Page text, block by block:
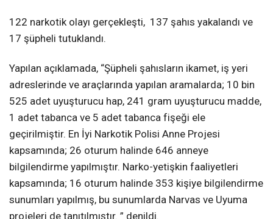
122 narkotik olayı gerçekleşti, 137 şahıs yakalandı ve
17 şüpheli tutuklandı.
Yapılan açıklamada, “Şüpheli şahısların ikamet, iş yeri
adreslerinde ve araçlarında yapılan aramalarda; 10 bin
525 adet uyuşturucu hap, 241 gram uyuşturucu madde,
1 adet tabanca ve 5 adet tabanca fişeği ele
geçirilmiştir. En İyi Narkotik Polisi Anne Projesi
kapsamında; 26 oturum halinde 646 anneye
bilgilendirme yapılmıştır. Narko-yetişkin faaliyetleri
kapsamında; 16 oturum halinde 353 kişiye bilgilendirme
sunumları yapılmış, bu sunumlarda Narvas ve Uyuma
projeleri de tanıtılmıştır. ” denildi.